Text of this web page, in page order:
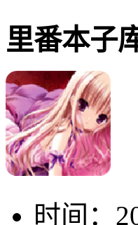
里番本子
时间：